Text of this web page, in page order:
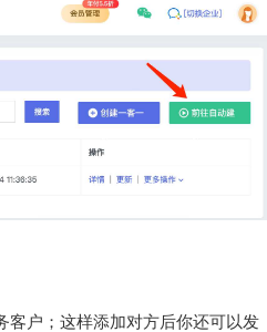
客户；这样添加对方后你还可以发